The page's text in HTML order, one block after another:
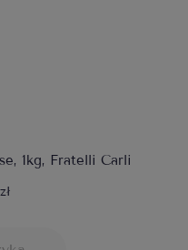
1kg, Fratelli Carli